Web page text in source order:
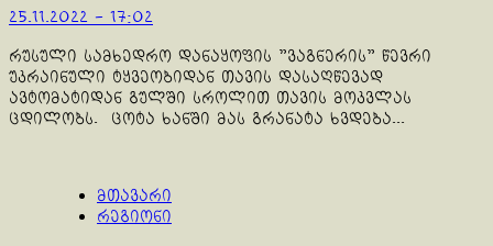
25.11.2022 - 17:02
რუსული სამხედრო დანაყოფის "ვაგნერის" წევრი
უკრაინული ტყვეობიდან თავის დასაღწევად
ავტომატიდან გულში სროლით თავის მოკვლას
ცდილობს. ცოტა ხანში მას გრანატა ხვდება...
მთავარი
რეგიონი